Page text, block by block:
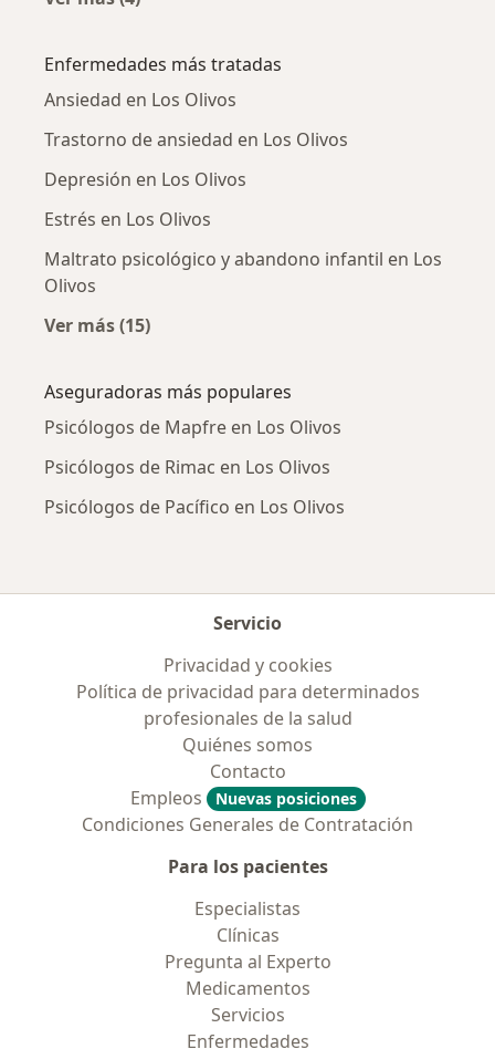
Enfermedades más tratadas
Ansiedad en Los Olivos
Trastorno de ansiedad en Los Olivos
Depresión en Los Olivos
Estrés en Los Olivos
Maltrato psicológico y abandono infantil en Los
Olivos
Ver más (15)
Aseguradoras más populares
Psicólogos de Mapfre en Los Olivos
Psicólogos de Rimac en Los Olivos
Psicólogos de Pacífico en Los Olivos
Servicio
Privacidad y cookies
Política de privacidad para determinados
profesionales de la salud
Quiénes somos
Contacto
Empleos
Nuevas posiciones
Condiciones Generales de Contratación
Para los pacientes
Especialistas
Clínicas
Pregunta al Experto
Medicamentos
Servicios
Enfermedades